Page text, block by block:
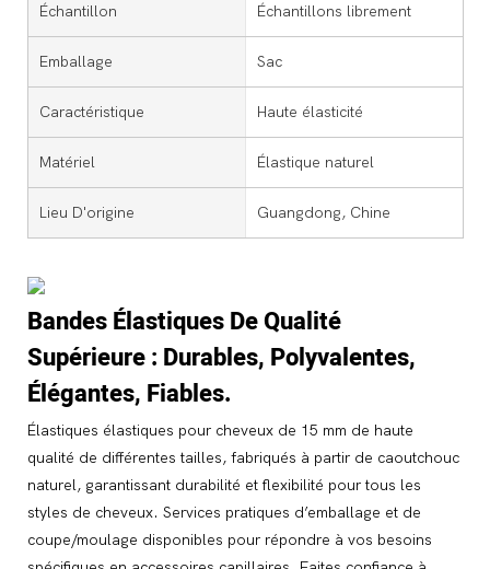
Échantillon Échantillons librement
Emballage Sac
Caractéristique Haute élasticité
Matériel Élastique naturel
Lieu D'origine Guangdong, Chine
Bandes Élastiques De Qualité
Supérieure : Durables, Polyvalentes,
Élégantes, Fiables.
Élastiques élastiques pour cheveux de 15 mm de haute
qualité de différentes tailles, fabriqués à partir de caoutchouc
naturel, garantissant durabilité et flexibilité pour tous les
styles de cheveux. Services pratiques d’emballage et de
coupe/moulage disponibles pour répondre à vos besoins